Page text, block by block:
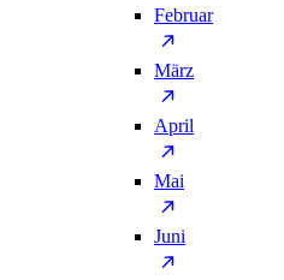
Februar
März
April
Mai
Juni